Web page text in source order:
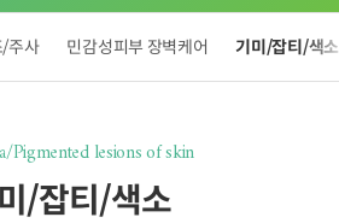
/주사 민감성피부 장벽케어 기미/잡티/색소
Pigmented lesions of skin
/잡티/색소